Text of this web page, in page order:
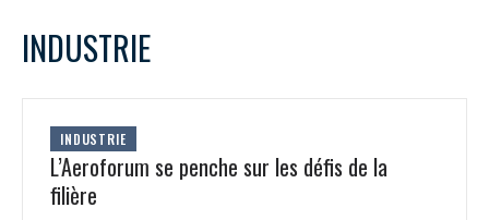
PRÉSENTATION
NOTRE VISION
ORGANISATION
L
1 2 3 4 5
6
19
INDUSTRIE
INDUSTRIE
L’Aeroforum se penche sur les défis de la
filière
Rejoignez une filière d’excellence et développez